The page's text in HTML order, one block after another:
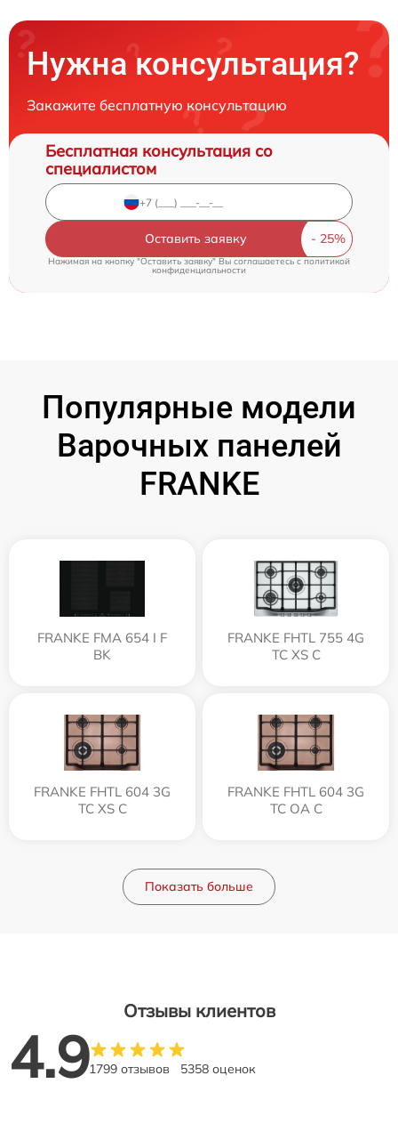
Нужна консультация?
Закажите бесплатную консультацию
Бесплатная консультация со
специалистом
Оставить заявку
Нажимая на кнопку "Оставить заявку" Вы соглашаетесь cполитикой
конфиденциальности
Популярные модели
Варочных панелей
FRANKE
FRANKE FMA 654 I F
BK
FRANKE FHTL 755 4G
TC XS C
FRANKE FHTL 604 3G
TC XS C
FRANKE FHTL 604 3G
TC OA C
Показать больше
Отзывы клиентов
4.91799 отзывов 5358 оценок